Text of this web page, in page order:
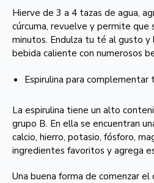
Hierve de 3 a 4 tazas de agua,
cúrcuma, revuelve y permite que
minutos. Endulza tu té al gusto y
bebida caliente con numerosos
Espirulina para
La espirulina tiene un alto
grupo B. En ella se encuentran
calcio, hierro, potasio, fósforo,
ingredientes favoritos y agrega
Una buena forma de comenzar